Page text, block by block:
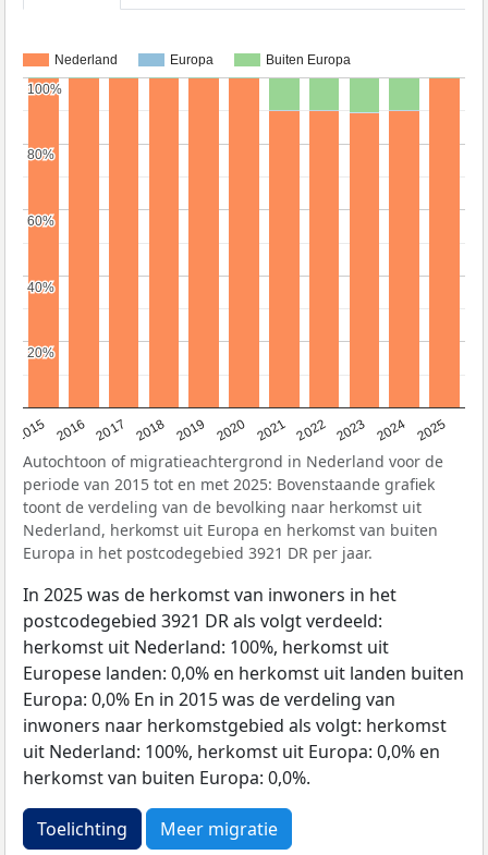
Nederland Europa Buiten Europa
2015 2016 2017 2018 2019 2020 2021 2022 2023 2024 2025
20%
20%
40%
40%
60%
60%
80%
80%
100%
100%
Autochtoon of migratieachtergrond in Nederland voor de
periode van 2015 tot en met 2025: Bovenstaande grafiek
toont de verdeling van de bevolking naar herkomst uit
Nederland, herkomst uit Europa en herkomst van buiten
Europa in het postcodegebied 3921 DR per jaar.
In 2025 was de herkomst van inwoners in het
postcodegebied 3921 DR als volgt verdeeld:
herkomst uit Nederland: 100%, herkomst uit
Europese landen: 0,0% en herkomst uit landen buiten
Europa: 0,0% En in 2015 was de verdeling van
inwoners naar herkomstgebied als volgt: herkomst
uit Nederland: 100%, herkomst uit Europa: 0,0% en
herkomst van buiten Europa: 0,0%.
Toelichting Meer migratie